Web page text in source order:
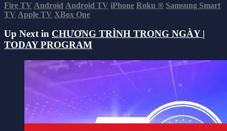
Fire TV Android Android TV iPhone Roku ® Samsung Smart
TV Apple TV XBox One
Up Next in CHƯƠNG TRÌNH TRONG NGÀY |
TODAY PROGRAM